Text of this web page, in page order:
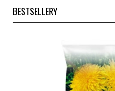
BESTSELLERY